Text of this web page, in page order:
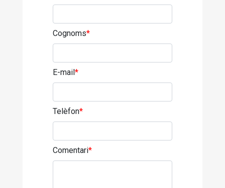
Cognoms*
E-mail*
Telèfon*
Comentari*